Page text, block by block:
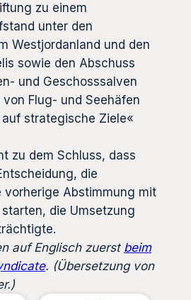
zu einem
unter den
Westjordanland und den
sowie den Abschuss
und Geschosssalven
Flug- und Seehäfen
strategische Ziele«
zu dem Schluss, dass
die
vorherige Abstimmung mit
die Umsetzung
auf Englisch zuerst beim
. (Übersetzung von